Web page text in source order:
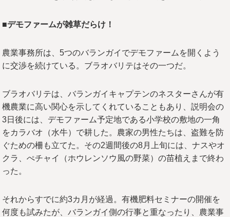
■デモファームが雑草だらけ！
農業事務所は、5つのバランガイでデモファームを開くよう
に交渉を続けている。ブラオバリテはその一つだ。
ブラオバリテは、バランガイキャプテンのネスターさんが有
機農業に高い関心を示してくれていることもあり、説明会の
3日後には、デモファーム予定地である小学校の敷地の一角
をカラバオ（水牛）で耕した。農家の男性たちは、盗難を防
ぐための柵も立てた。その2週間後の8月上旬には、ナスやオ
クラ、ぺチャイ（ホウレンソウ風の野菜）の苗植えまで終わ
った。
それからすでに約3カ月が経過。有機肥料セミナーの開催を
何度も試みたが、バランガイ側の行事と重なったり、農業事